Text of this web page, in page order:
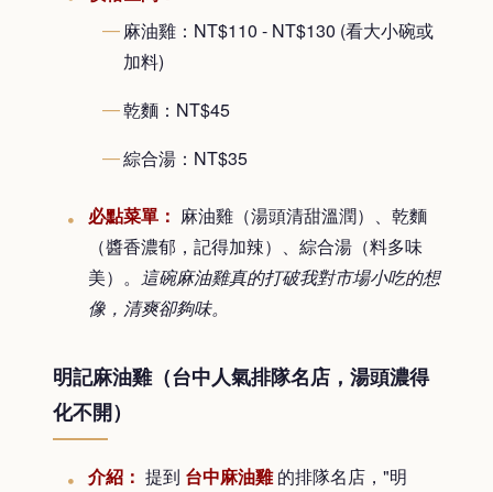
麻油雞：NT$110 - NT$130 (看大小碗或
加料)
乾麵：NT$45
綜合湯：NT$35
必點菜單： 麻油雞（湯頭清甜溫潤）、乾麵
（醬香濃郁，記得加辣）、綜合湯（料多味
美）。 這碗麻油雞真的打破我對市場小吃的想
像，清爽卻夠味。
明記麻油雞（台中人氣排隊名店，湯頭濃得
化不開）
介紹： 提到 台中麻油雞的排隊名店，"明